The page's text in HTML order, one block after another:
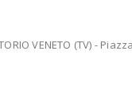
VENETO (TV) -